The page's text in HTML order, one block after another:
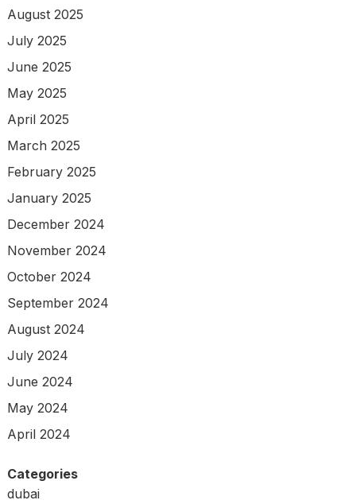
August 2025
July 2025
June 2025
May 2025
April 2025
March 2025
February 2025
January 2025
December 2024
November 2024
October 2024
September 2024
August 2024
July 2024
June 2024
May 2024
April 2024
Categories
dubai